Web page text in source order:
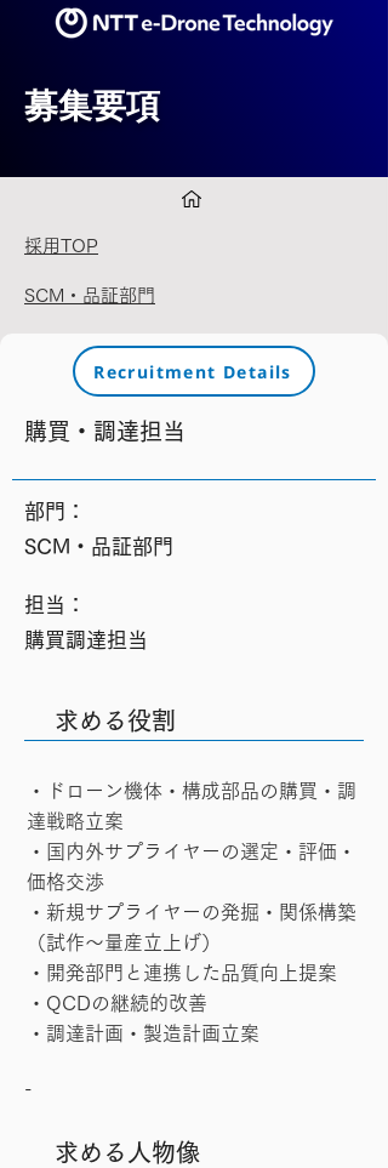
募集要項
採用TOP
SCM・品証部門
Recruitment Details
購買・調達担当
​部門：
SCM・品証部門
​担当：
購買調達担当
求める役割
・ドローン機体・構成部品の購買・調
達戦略立案
・国内外サプライヤーの選定・評価・
価格交渉
・新規サプライヤーの発掘・関係構築
（試作～量産立上げ）
・開発部門と連携した品質向上提案
・QCDの継続的改善
・調達計画・製造計画立案
-
求める人物像